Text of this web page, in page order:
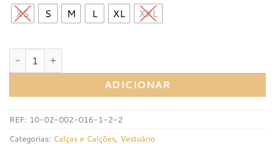
XS S M L XL XXL
Quantidade de Calças Gobik Absolute 7.0 Ultrablue
ADICIONAR
REF: 10-02-002-016-1-2-2
Categorias: Calças e Calções, Vestuário